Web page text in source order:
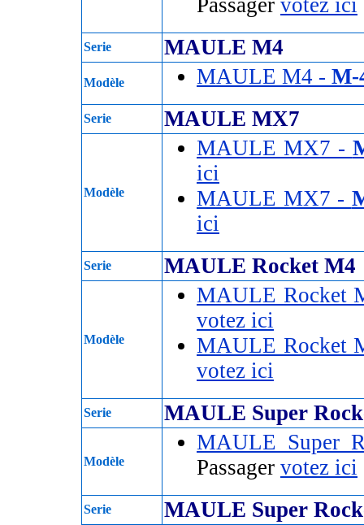
Serie MAULE M4
Modèle MAULE M4 - M-
Serie MAULE MX7
Modèle
MAULE MX7 -
ici
MAULE MX7 -
ici
Serie MAULE Rocket M4
Modèle
MAULE Rocket
votez ici
MAULE Rocket
votez ici
Serie MAULE Super
Modèle
MAULE Super
Passager votez ici
Serie MAULE Super